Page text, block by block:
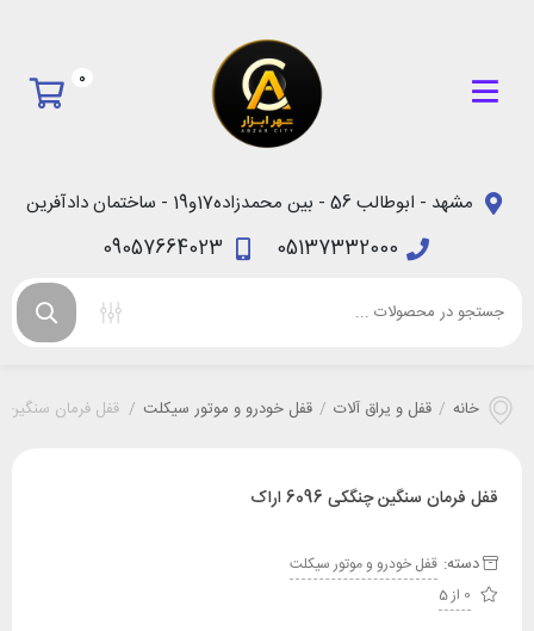
0
مشهد - ابوطالب 56 - بین محمدزاده17و19 - ساختمان دادآفرین
05137332000
09057664023
خانه / قفل و یراق آلات / قفل خودرو و موتور سیکلت / قفل فرمان سنگین چنگکی
قفل فرمان سنگین چنگکی 6096 اراک
دسته: قفل خودرو و موتور سیکلت
0 از 5